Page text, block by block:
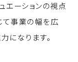
エーションの視点
て事業の幅を広
になります。